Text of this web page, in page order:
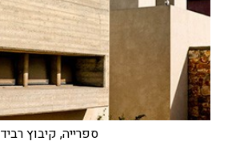
ספרייה, קיבוץ רביד